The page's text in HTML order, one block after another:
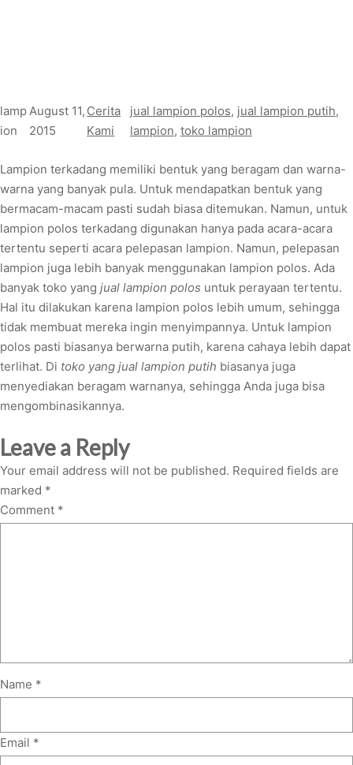
lamp
ion
August 11,
2015
Cerita
Kami
jual lampion polos, jual lampion putih
lampion, toko lampion
Lampion terkadang memiliki bentuk yang beragam dan warna-
warna yang banyak pula. Untuk mendapatkan bentuk yang
bermacam-macam pasti sudah biasa ditemukan. Namun, untuk
lampion polos terkadang digunakan hanya pada acara-acara
tertentu seperti acara pelepasan lampion. Namun, pelepasan
lampion juga lebih banyak menggunakan lampion polos. Ada
banyak toko yang jual lampion polos untuk perayaan tertentu.
Hal itu dilakukan karena lampion polos lebih umum, sehingga
tidak membuat mereka ingin menyimpannya. Untuk lampion
polos pasti biasanya berwarna putih, karena cahaya lebih dapat
terlihat. Di toko yang jual lampion putih biasanya juga
menyediakan beragam warnanya, sehingga Anda juga bisa
mengombinasikannya.
Leave a Reply
Your email address will not be published. Required fields are
marked *
Comment *
Name *
Email *